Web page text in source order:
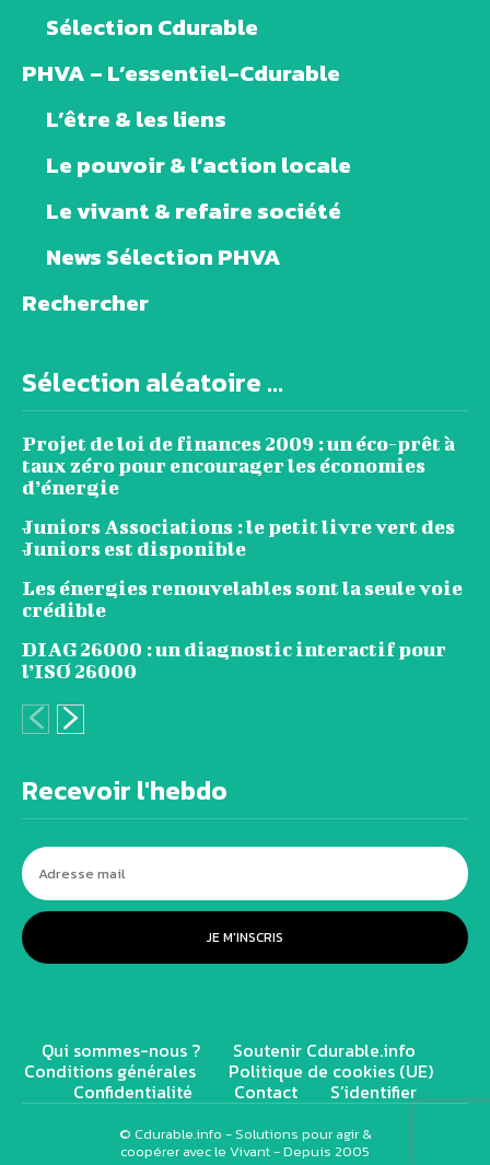
Sélection Cdurable
PHVA – L’essentiel-Cdurable
L’être & les liens
Le pouvoir & l’action locale
Le vivant & refaire société
News Sélection PHVA
Rechercher
Sélection aléatoire ...
Projet de loi de finances 2009 : un éco-prêt à
taux zéro pour encourager les économies
d’énergie
Juniors Associations : le petit livre vert des
Juniors est disponible
Les énergies renouvelables sont la seule voie
crédible
DIAG 26000 : un diagnostic interactif pour
l’ISO 26000
Recevoir l'hebdo
JE M'INSCRIS
Qui sommes-nous ? Soutenir Cdurable.info
Conditions générales Politique de cookies (UE)
Confidentialité Contact S’identifier
© Cdurable.info - Solutions pour agir &
coopérer avec le Vivant - Depuis 2005